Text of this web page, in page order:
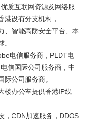
质互联网资源及网络服
港设有分支机构，
、智能高防安全平台、本
电信服务商，PLDT电
信国际公司服务商，中
际公司服务商。
楼办公室提供香港IP线
，CDN加速服务，DDOS